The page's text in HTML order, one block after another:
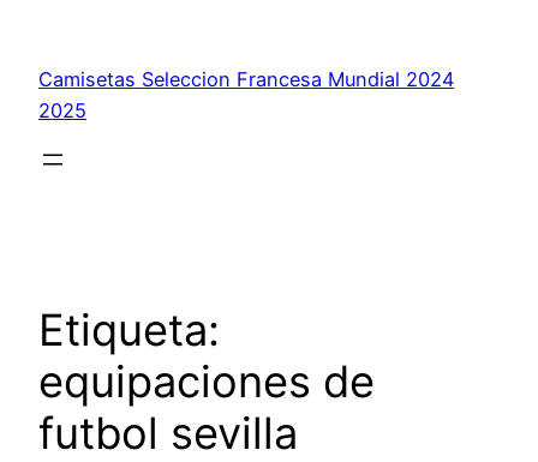
contenido
Camisetas Seleccion Francesa Mundial 2024
2025
Etiqueta:
equipaciones de
futbol sevilla